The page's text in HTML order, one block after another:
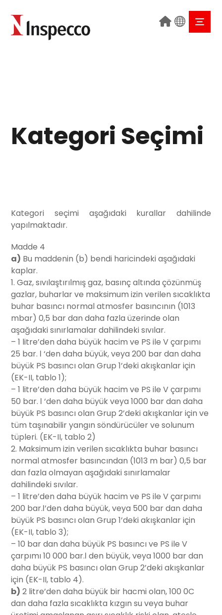
Kategori Seçimi
​Kategori seçimi aşağıdaki kurallar dahilinde
yapılmaktadır.
Madde 4
a) Bu maddenin (b) bendi haricindeki aşağıdaki
kaplar.
1. Gaz, sıvılaştırılmış gaz, basınç altında çözünmüş
gazlar, buharlar ve maksimum izin verilen sıcaklıkta
buhar basıncı normal atmosfer basıncının (1013
mbar) 0,5 bar dan daha fazla üzerinde olan
aşağıdaki sınırlamalar dahilindeki sıvılar.
– 1 litre’den daha büyük hacim ve PS ile V çarpımı
25 bar. ℓ ‘den daha büyük, veya 200 bar dan daha
büyük PS basıncı olan Grup 1’deki akışkanlar için
(EK-II, tablo 1);
– 1 litre’den daha büyük hacim ve PS ile V çarpımı
50 bar. ℓ ‘den daha büyük veya 1000 bar dan daha
büyük PS basıncı olan Grup 2’deki akışkanlar için ve
tüm taşınabilir yangın söndürücüler ve solunum
tüpleri. (EK-II, tablo 2)
2. Maksimum izin verilen sıcaklıkta buhar basıncı
normal atmosfer basıncından (1013 m bar) 0,5 bar
dan fazla olmayan aşağıdaki sınırlamalar
dahilindeki sıvılar.
– 1 litre’den daha büyük hacim ve PS ile V çarpımı
200 bar.ℓ’den daha büyük, veya 500 bar dan daha
büyük PS basıncı olan Grup 1’deki akışkanlar için
(EK-II, tablo 3);
– 10 bar dan daha büyük PS basıncı ve PS ile V
çarpımı 10 000 bar.ℓ den büyük, veya 1000 bar dan
daha büyük PS basıncı olan Grup 2’deki akışkanlar
için (EK-II, tablo 4).
b) 2 litre’den daha büyük bir hacmi olan, 100 0C
dan daha fazla sıcaklıkta kızgın su veya buhar